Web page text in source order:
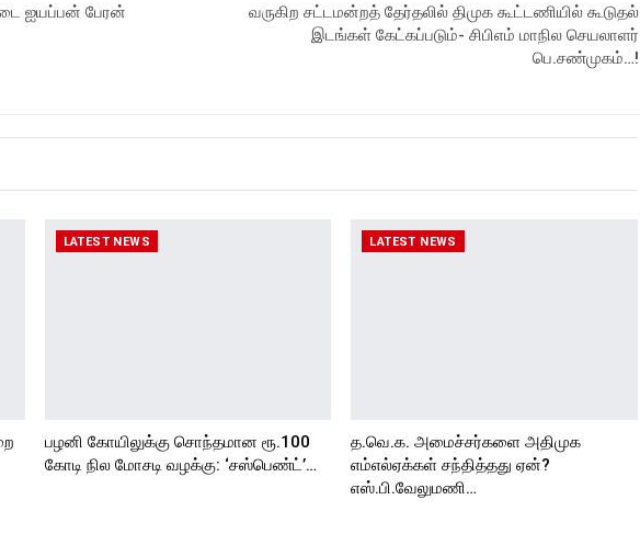
ஐயப்பன் பேரன்
வருகிற சட்டமன்றத் தேர்தலில் திமுக கூட்டணியில் கூடுதல்
இடங்கள் கேட்கப்படும்- சிபிஎம் மாநில செயலாளர்
பெ.சண்முகம்…!
LATEST NEWS
பழனி கோயிலுக்கு சொந்தமான ரூ.100
கோடி நில மோசடி வழக்கு: ‘சஸ்பெண்ட்’…
LATEST NEWS
த.வெ.க. அமைச்சர்களை அதிமுக
எம்எல்ஏக்கள் சந்தித்தது ஏன்?
எஸ்.பி.வேலுமணி…